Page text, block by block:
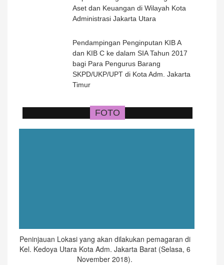
Aset dan Keuangan di Wilayah Kota
Administrasi Jakarta Utara
Pendampingan Penginputan KIB A
dan KIB C ke dalam SIA Tahun 2017
bagi Para Pengurus Barang
SKPD/UKP/UPT di Kota Adm. Jakarta
Timur
FOTO
Peninjauan Lokasi yang akan dilakukan pemagaran di
Kel. Kedoya Utara Kota Adm. Jakarta Barat (Selasa, 6
November 2018).